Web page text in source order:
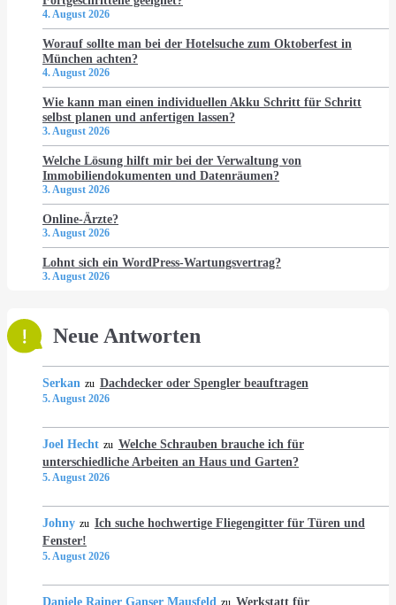
4. August 2026
Worauf sollte man bei der Hotelsuche zum Oktoberfest in
München achten?
4. August 2026
Wie kann man einen individuellen Akku Schritt für Schritt
selbst planen und anfertigen lassen?
3. August 2026
Welche Lösung hilft mir bei der Verwaltung von
Immobiliendokumenten und Datenräumen?
3. August 2026
Online-Ärzte?
3. August 2026
Lohnt sich ein WordPress-Wartungsvertrag?
3. August 2026
Neue Antworten
Serkan zu Dachdecker oder Spengler beauftragen
5. August 2026
Joel Hecht zu Welche Schrauben brauche ich für
unterschiedliche Arbeiten an Haus und Garten?
5. August 2026
Johny zu Ich suche hochwertige Fliegengitter für Türen und
Fenster!
5. August 2026
Daniele Rainer Ganser Mausfeld
Werkstatt für